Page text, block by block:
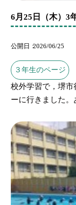
6月25日（木）
公開日 2026/06/25
３年生のページ
校外学習で，堺
ーに行きました